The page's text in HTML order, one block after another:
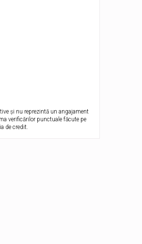
și nu reprezintă un angajament
verificărilor punctuale făcute pe
de credit.